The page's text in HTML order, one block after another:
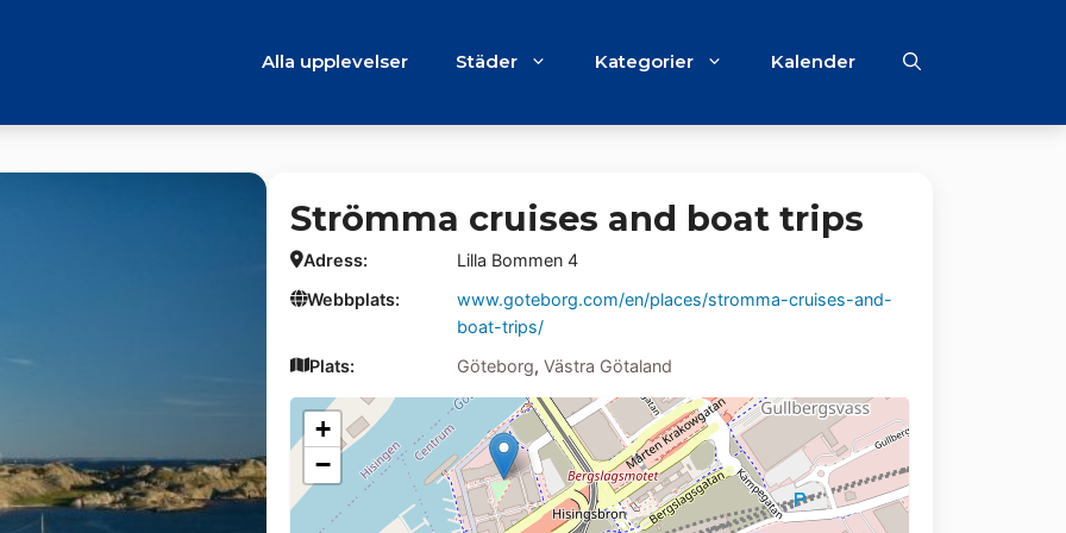
Alla upplevelser Städer Kategorier Kalender
Strömma cruises and boat trips
Adress:
Lilla Bommen 4
Webbplats:
www.goteborg.com/en/places/stromma-cruises-and-
boat-trips/
Plats:
Göteborg, Västra Götaland
+
−